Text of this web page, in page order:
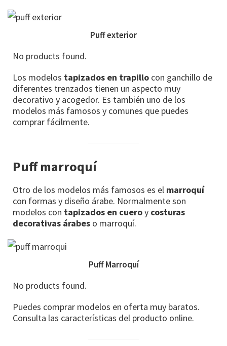
Puff exterior
No products found.
Los modelos tapizados en trapillo con ganchillo de
diferentes trenzados tienen un aspecto muy
decorativo y acogedor. Es también uno de los
modelos más famosos y comunes que puedes
comprar fácilmente.
Puff marroquí
Otro de los modelos más famosos es el marroquí
con formas y diseño árabe. Normalmente son
modelos con tapizados en cueroy costuras
decorativas árabes o marroquí.
Puff Marroquí
No products found.
Puedes comprar modelos en oferta muy baratos.
Consulta las características del producto online.